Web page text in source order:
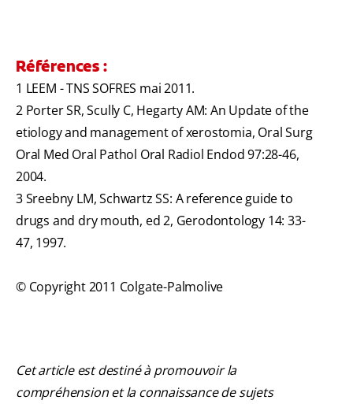
Références :
1 LEEM - TNS SOFRES mai 2011.
2 Porter SR, Scully C, Hegarty AM: An Update of the
etiology and management of xerostomia, Oral Surg
Oral Med Oral Pathol Oral Radiol Endod 97:28-46,
2004.
3 Sreebny LM, Schwartz SS: A reference guide to
drugs and dry mouth, ed 2, Gerodontology 14: 33-
47, 1997.
© Copyright 2011 Colgate-Palmolive
Cet article est destiné à promouvoir la
compréhension et la connaissance de sujets